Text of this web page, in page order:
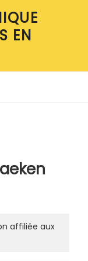
EN
affiliée aux